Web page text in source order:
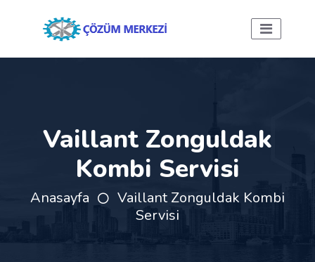
Vaillant Zonguldak
Kombi Servisi
Anasayfa
Vaillant Zonguldak Kombi
Servisi